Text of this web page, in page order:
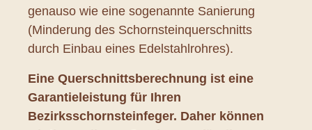
genauso wie eine sogenannte Sanierung
(Minderung des Schornsteinquerschnitts
durch Einbau eines Edelstahlrohres).
Eine Querschnittsberechnung ist eine
Garantieleistung für Ihren
Bezirksschornsteinfeger. Daher können